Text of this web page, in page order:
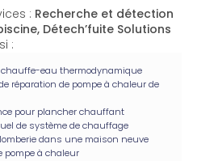
: Recherche et détection
Détech’fuite Solutions
:
eau thermodynamique
réparation de pompe à chaleur de
pour plancher chauffant
de système de chauffage
dans une maison neuve
pompe à chaleur